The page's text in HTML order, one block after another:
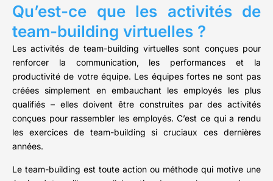
Qu’est-ce que les activités de
team-building virtuelles ?
Les activités de team-building virtuelles sont conçues pour
renforcer la communication, les performances et la
productivité de votre équipe. Les équipes fortes ne sont pas
créées simplement en embauchant les employés les plus
qualifiés – elles doivent être construites par des activités
conçues pour rassembler les employés. C’est ce qui a rendu
les exercices de team-building si cruciaux ces dernières
années.
Le team-building est toute action ou méthode qui motive une